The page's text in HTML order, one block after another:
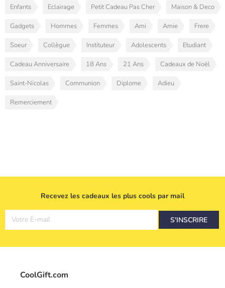
Enfants Eclairage Petit Cadeau Pas Cher Maison & Deco
Gadgets Hommes Femmes Ami Amie Frere
Soeur Collègue Instituteur Adolescents Etudiant
Cadeau Anniversaire 18 Ans 21 Ans Cadeaux de Noël
Saint-Nicolas Communion Diplome Adieu
Remerciement
Recevez les cadeaux les plus cools par mail
Votre E-mail S'INSCRIRE
CoolGift.com